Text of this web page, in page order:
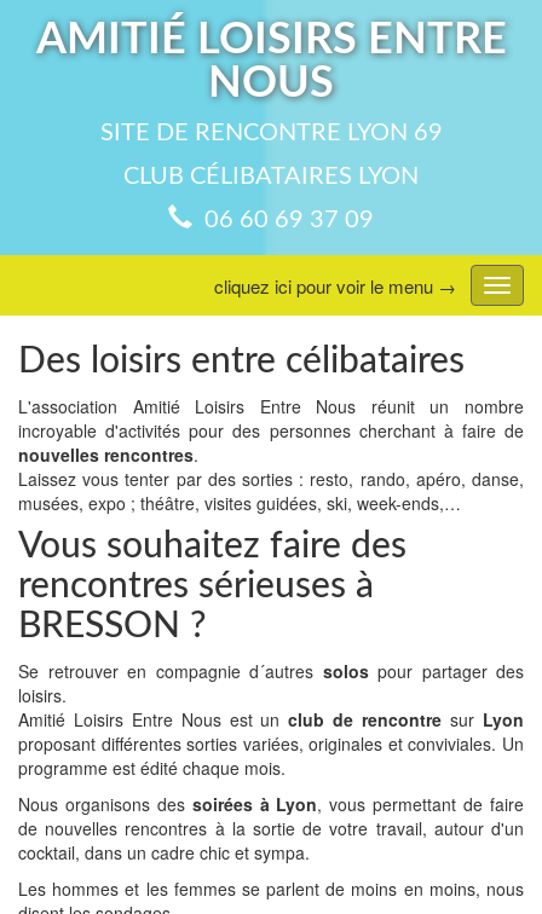
AMITIÉ LOISIRS ENTRE
NOUS
SITE DE RENCONTRE LYON 69
CLUB CÉLIBATAIRES LYON
06 60 69 37 09
menu
cliquez ici pour voir le menu →
Des loisirs entre célibataires
L'association Amitié Loisirs Entre Nous réunit un nombre
incroyable d'activités pour des personnes cherchant à faire de
nouvelles rencontres.
Laissez vous tenter par des sorties : resto, rando, apéro, danse,
musées, expo ; théâtre, visites guidées, ski, week-ends,…
Vous souhaitez faire des
rencontres sérieuses à
BRESSON ?
Se retrouver en compagnie d´autres solospour partager des
loisirs.
Amitié Loisirs Entre Nous est unclub de rencontre sur Lyon
proposant différentes sorties variées, originales et conviviales. Un
programme est édité chaque mois.
Nous organisons des soirées à Lyon, vous permettant de faire
de nouvelles rencontres à la sortie de votre travail, autour d'un
cocktail, dans un cadre chic et sympa.
Les hommes et les femmes se parlent de moins en moins, nous